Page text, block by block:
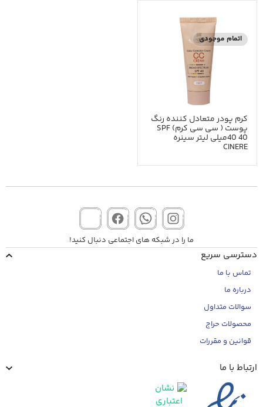
اتمام موجودی
کرم پودر متعادل کننده رنگ
پوست ( سی سی کرم) SPF
40 40میلی لیتر سینره
CINERE
ما را در شبکه های اجتماعی دنبال کنید!
دسترسی سریع
تماس با ما
درباره ما
سوالات متداول
محصولات حراج
قوانین و مقررات
ارتباط با ما